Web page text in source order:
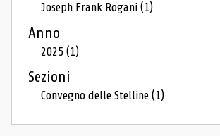
Joseph Frank Rogani(1)
Anno
2025(1)
Sezioni
Convegno delle Stelline(1)